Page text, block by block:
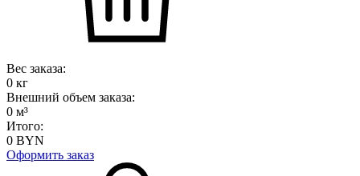
Вес заказа:
0 кг
Внешний объем заказа:
0 м³
Итого:
0 BYN
Оформить заказ